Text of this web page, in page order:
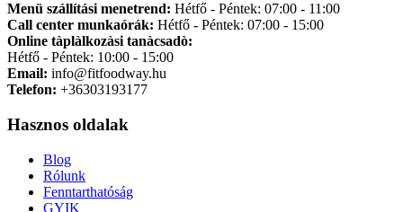
Menü szállítási menetrend: Hétfő - Péntek: 07:00 - 11:00
Call center munkaórák: Hétfő - Péntek: 07:00 - 15:00
Online tàplàlkozàsi tanàcsadò:
Hétfő - Péntek: 10:00 - 15:00
Email: info@fitfoodway.hu
Telefon: +36303193177
Hasznos oldalak
Blog
Rólunk
Fenntarthatóság
GYIK